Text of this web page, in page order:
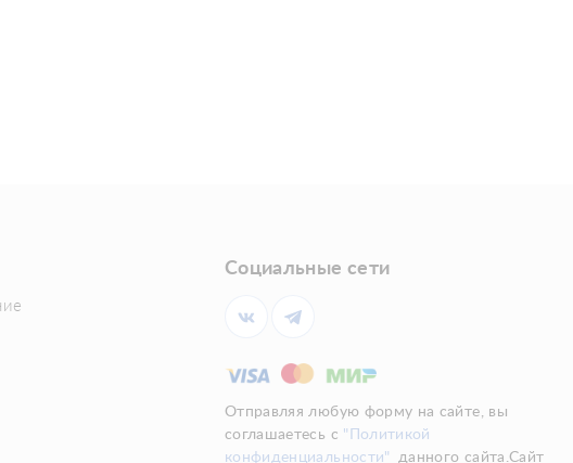
Социальные сети
Отправляя любую форму на сайте, вы
соглашаетесь с "Политикой
конфиденциальности"
данного сайта.Сайт